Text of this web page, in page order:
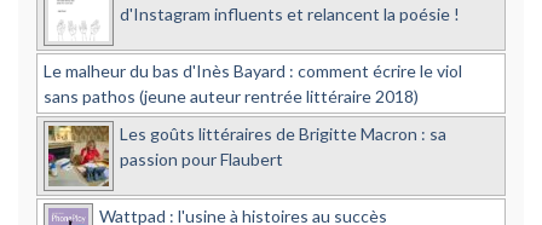
d'Instagram influents et relancent la poésie !
Le malheur du bas d'Inès Bayard : comment écrire le viol
sans pathos (jeune auteur rentrée littéraire 2018)
Les goûts littéraires de Brigitte Macron : sa
passion pour Flaubert
Wattpad : l'usine à histoires au succès